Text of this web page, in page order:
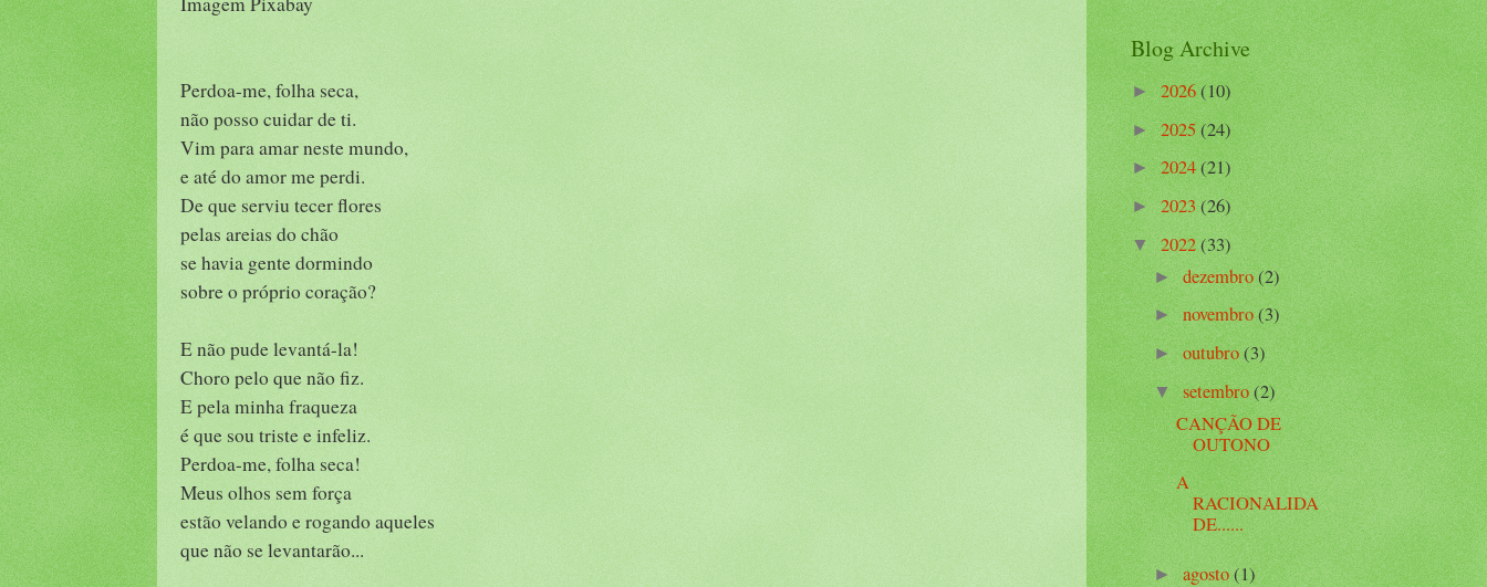
Perdoa-me, folha seca,
não posso cuidar de ti.
Vim para amar neste mundo,
e até do amor me perdi.
De que serviu tecer flores
pelas areias do chão
se havia gente dormindo
sobre o próprio coração?
E não pude levantá-la!
Choro pelo que não fiz.
E pela minha fraqueza
é que sou triste e infeliz.
Perdoa-me, folha seca!
Meus olhos sem força
estão velando e rogando aqueles
que não se levantarão...
Blog Archive
►2026(10)
►2025(24)
►2024(21)
►2023(26)
▼2022(33)
►dezembro(2)
►novembro(3)
►outubro(3)
▼setembro(2)
CANÇÃO DE
OUTONO
A
RACIONALIDA
DE......
►agosto(1)